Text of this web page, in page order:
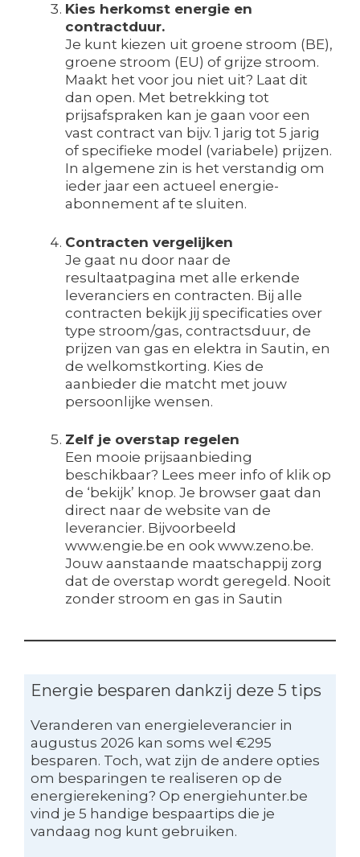
Kies herkomst energie en
contractduur.
Je kunt kiezen uit groene stroom (BE),
groene stroom (EU) of grijze stroom.
Maakt het voor jou niet uit? Laat dit
dan open. Met betrekking tot
prijsafspraken kan je gaan voor een
vast contract van bijv. 1 jarig tot 5 jarig
of specifieke model (variabele) prijzen.
In algemene zin is het verstandig om
ieder jaar een actueel energie-
abonnement af te sluiten.
Contracten vergelijken
Je gaat nu door naar de
resultaatpagina met alle erkende
leveranciers en contracten. Bij alle
contracten bekijk jij specificaties over
type stroom/gas, contractsduur, de
prijzen van gas en elektra in Sautin, en
de welkomstkorting. Kies de
aanbieder die matcht met jouw
persoonlijke wensen.
Zelf je overstap regelen
Een mooie prijsaanbieding
beschikbaar? Lees meer info of klik op
de ‘bekijk’ knop. Je browser gaat dan
direct naar de website van de
leverancier. Bijvoorbeeld
www.engie.be en ook www.zeno.be.
Jouw aanstaande maatschappij zorg
dat de overstap wordt geregeld. Nooit
zonder stroom en gas in Sautin
Energie besparen dankzij deze 5 tips
Veranderen van energieleverancier in
augustus 2026 kan soms wel €295
besparen. Toch, wat zijn de andere opties
om besparingen te realiseren op de
energierekening? Op energiehunter.be
vind je 5 handige bespaartips die je
vandaag nog kunt gebruiken.